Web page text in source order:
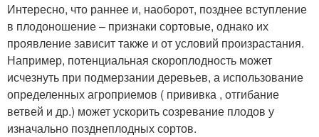
Интересно, что раннее и, наоборот, позднее вступление
в плодоношение – признаки сортовые, однако их
проявление зависит также и от условий произрастания.
Например, потенциальная скороплодность может
исчезнуть при подмерзании деревьев, а использование
определенных агроприемов ( прививка , отгибание
ветвей и др.) может ускорить созревание плодов у
изначально позднеплодных сортов.